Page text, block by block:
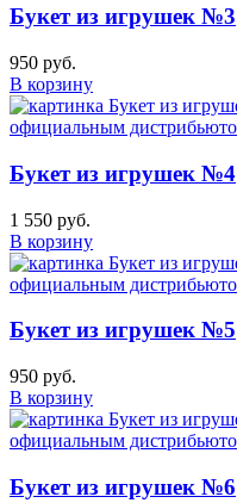
Букет из игрушек №3
950 руб.
В корзину
Букет из игрушек №4
1 550 руб.
В корзину
Букет из игрушек №5
950 руб.
В корзину
Букет из игрушек №6